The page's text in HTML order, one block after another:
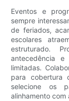
Eventos e
sempre
de feriados,
escolares
estruturado.
antecedência
limitadas.
para cobertura
selecione os
alinhamento